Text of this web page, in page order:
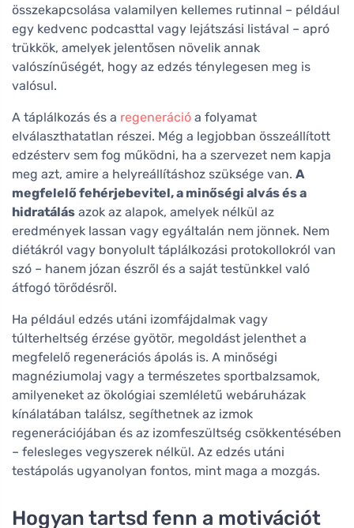
összekapcsolása valamilyen kellemes rutinnal – például
egy kedvenc podcasttal vagy lejátszási listával – apró
trükkök, amelyek jelentősen növelik annak
valószínűségét, hogy az edzés ténylegesen meg is
valósul.
A táplálkozás és a regeneráció a folyamat
elválaszthatatlan részei. Még a legjobban összeállított
edzésterv sem fog működni, ha a szervezet nem kapja
meg azt, amire a helyreállításhoz szüksége van. A
megfelelő fehérjebevitel, a minőségi alvás és a
hidratálás azok az alapok, amelyek nélkül az
eredmények lassan vagy egyáltalán nem jönnek. Nem
diétákról vagy bonyolult táplálkozási protokollokról van
szó – hanem józan észről és a saját testünkkel való
átfogó törődésről.
Ha például edzés utáni izomfájdalmak vagy
túlterheltség érzése gyötör, megoldást jelenthet a
megfelelő regenerációs ápolás is. A minőségi
magnéziumolaj vagy a természetes sportbalzsamok,
amilyeneket az ökológiai szemléletű webáruházak
kínálatában találsz, segíthetnek az izmok
regenerációjában és az izomfeszültség csökkentésében
– felesleges vegyszerek nélkül. Az edzés utáni
testápolás ugyanolyan fontos, mint maga a mozgás.
Hogyan tartsd fenn a motivációt